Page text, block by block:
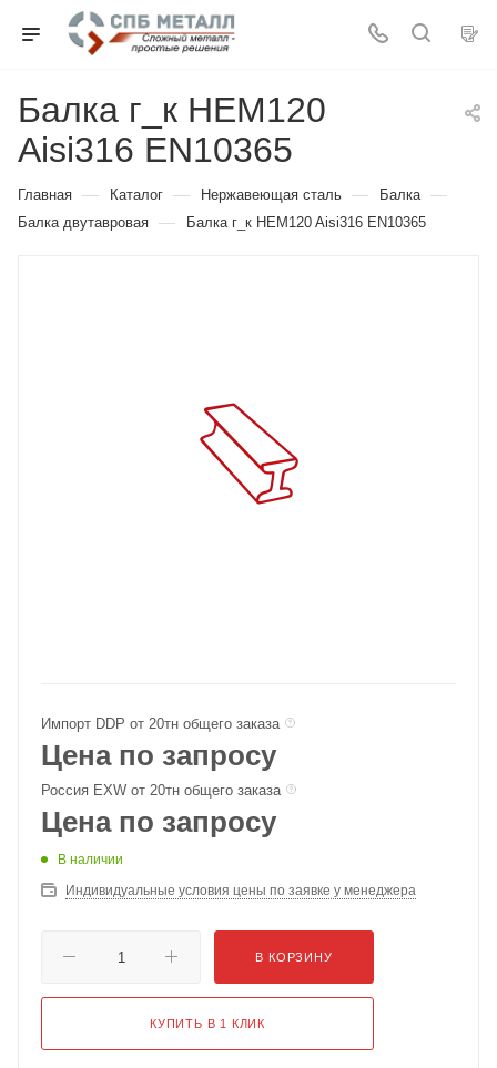
Балка г_к HEM120
Aisi316 EN10365
Главная — Каталог — Нержавеющая сталь — Балка —
Балка двутавровая — Балка г_к HEM120 Aisi316 EN10365
Импорт DDP от 20тн общего заказа
Цена по запросу
Россия EXW от 20тн общего заказа
Цена по запросу
В наличии
Индивидуальные условия цены по заявке у менеджера
В КОРЗИНУ
КУПИТЬ В 1 КЛИК